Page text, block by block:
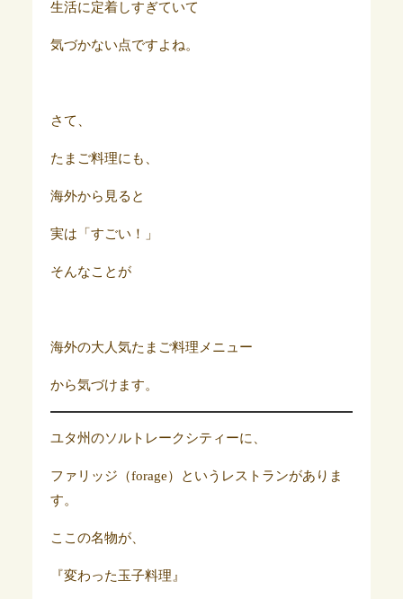
生活に定着しすぎていて
気づかない点ですよね。
さて、
たまご料理にも、
海外から見ると
実は「すごい！」
そんなことが
海外の大人気たまご料理メニュー
から気づけます。
ユタ州のソルトレークシティーに、
ファリッジ（forage）というレストランがありま
す。
ここの名物が、
『変わった玉子料理』